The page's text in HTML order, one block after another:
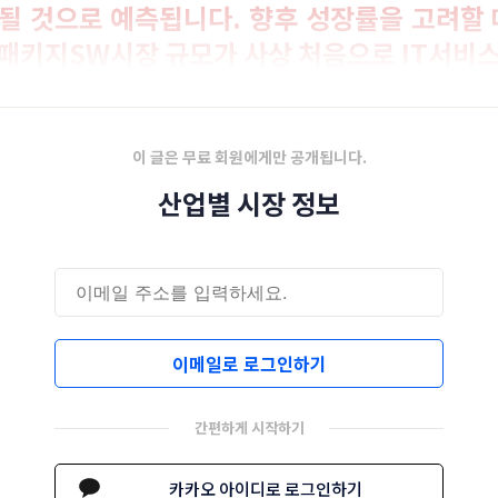
것으로 예측됩니다. 향후 성장률을 고려
키지SW시장 규모가 사상 처음으로 IT서비
이 글은 무료 회원에게만 공개됩니다.
산업별 시장 정보
이메일로 로그인하기
간편하게 시작하기
카카오 아이디로 로그인하기